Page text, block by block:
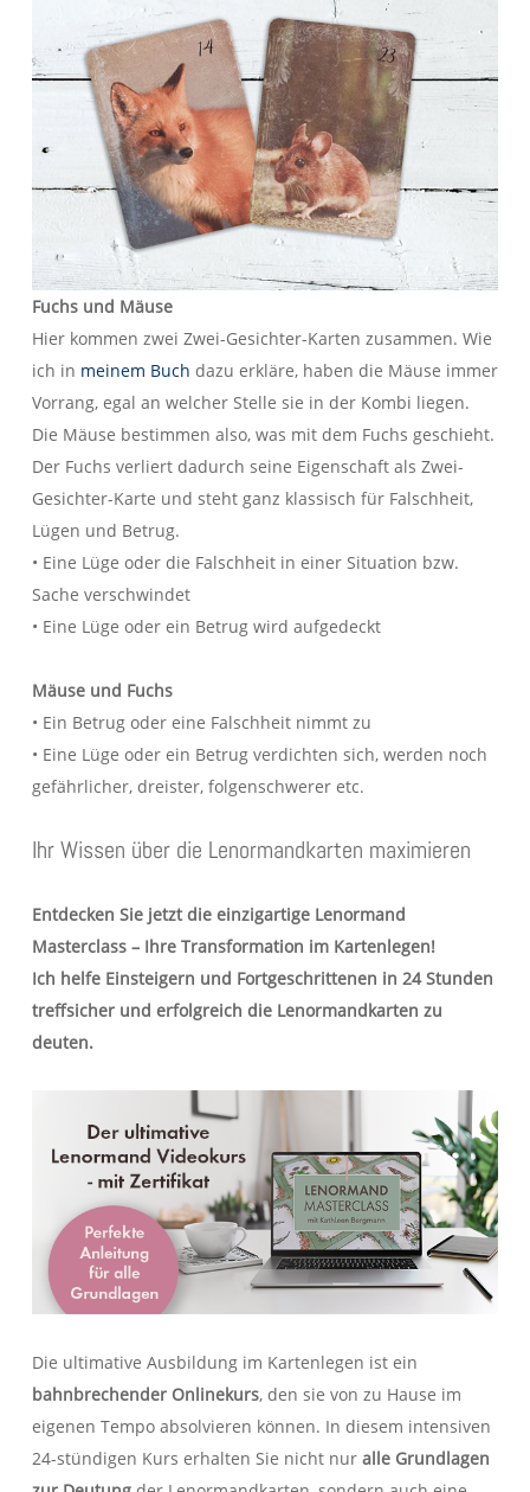
Fuchs und Mäuse
Hier kommen zwei Zwei-Gesichter-Karten zusammen. Wie
ich in meinem Buch dazu erkläre, haben die Mäuse immer
Vorrang, egal an welcher Stelle sie in der Kombi liegen.
Die Mäuse bestimmen also, was mit dem Fuchs geschieht.
Der Fuchs verliert dadurch seine Eigenschaft als Zwei-
Gesichter-Karte und steht ganz klassisch für Falschheit,
Lügen und Betrug.
• Eine Lüge oder die Falschheit in einer Situation bzw.
Sache verschwindet
• Eine Lüge oder ein Betrug wird aufgedeckt
Mäuse und Fuchs
• Ein Betrug oder eine Falschheit nimmt zu
• Eine Lüge oder ein Betrug verdichten sich, werden noch
gefährlicher, dreister, folgenschwerer etc.
Ihr Wissen über die Lenormandkarten maximieren
Entdecken Sie jetzt die einzigartige Lenormand
Masterclass – Ihre Transformation im Kartenlegen!
Ich helfe Einsteigern und Fortgeschrittenen in 24 Stunden
treffsicher und erfolgreich die Lenormandkarten zu
deuten.
Die ultimative Ausbildung im Kartenlegen ist ein
bahnbrechender Onlinekurs, den sie von zu Hause im
eigenen Tempo absolvieren können. In diesem intensiven
24-stündigen Kurs erhalten Sie nicht nur alle Grundlagen